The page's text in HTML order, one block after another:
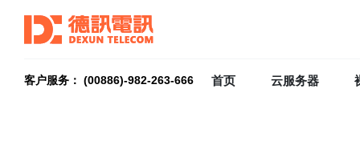
客户服务： (00886)-982-263-666 首页 云服务器